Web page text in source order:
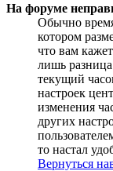
На форуме
Обычно
котором
что вам
лишь
текущий
настроек
изменения
других
то настал
Вернуться